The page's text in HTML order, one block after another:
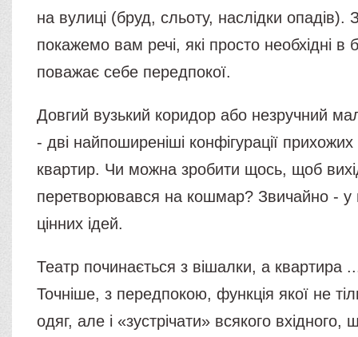
на вулиці (бруд, сльоту, наслідки опадів).
покажемо вам речі, які просто необхідні в
поважає себе передпокої.
Довгий вузький коридор або незручний
- дві найпоширеніші конфігурації
квартир. Чи можна зробити щось, щоб
перетворювався на кошмар? Звичайно - у
цінних ідей.
Театр починається з вішалки, а квартира
Точніше, з передпокою, функція якої не
одяг, але і «зустрічати» всякого